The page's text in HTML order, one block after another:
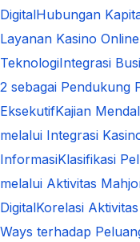
DigitalHubungan
Layanan Kasino
TeknologiIntegrasi
2 sebagai Pendukung
EksekutifKajian
melalui Integrasi
InformasiKlasifikasi
melalui Aktivitas
DigitalKorelasi
Ways terhadap